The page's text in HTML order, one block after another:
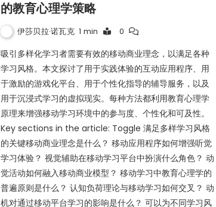
的教育心理学策略
伊莎贝拉·诺瓦克 1 min 0
吸引多样化学习者需要有效的移动商业理念，以满足各种
学习风格。本文探讨了用于实践体验的互动应用程序、用
于激励的游戏化平台、用于个性化指导的辅导服务，以及
用于沉浸式学习的虚拟现实。每种方法都利用教育心理学
原理来增强移动学习环境中的参与度、个性化和可及性。
Key sections in the article: Toggle 满足多样学习风格
的关键移动商业理念是什么？ 移动应用程序如何增强听觉
学习体验？ 视觉辅助在移动学习平台中扮演什么角色？ 动
觉活动如何融入移动商业模型？ 移动学习中教育心理学的
普遍原则是什么？ 认知负荷理论与移动学习如何交叉？ 动
机对通过移动平台学习的影响是什么？ 可以为不同学习风